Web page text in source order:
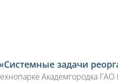
задачи
Академгородка